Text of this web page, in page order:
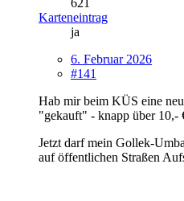
Karteneintrag
ja
6. Februar 2026
#141
Hab mir beim KÜS eine
"gekauft" - knapp über 10,-
Jetzt darf mein Gollek-
auf öffentlichen Straßen